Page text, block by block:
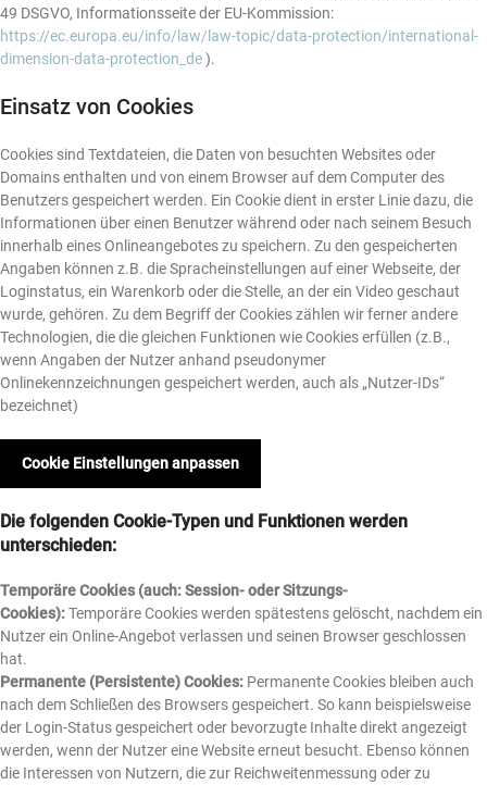
49 DSGVO, Informationsseite der EU-Kommission:
https://ec.europa.eu/info/law/law-topic/data-protection/international-
dimension-data-protection_de).
Einsatz von Cookies
Cookies sind Textdateien, die Daten von besuchten Websites oder
Domains enthalten und von einem Browser auf dem Computer des
Benutzers gespeichert werden. Ein Cookie dient in erster Linie dazu, die
Informationen über einen Benutzer während oder nach seinem Besuch
innerhalb eines Onlineangebotes zu speichern. Zu den gespeicherten
Angaben können z.B. die Spracheinstellungen auf einer Webseite, der
Loginstatus, ein Warenkorb oder die Stelle, an der ein Video geschaut
wurde, gehören. Zu dem Begriff der Cookies zählen wir ferner andere
Technologien, die die gleichen Funktionen wie Cookies erfüllen (z.B.,
wenn Angaben der Nutzer anhand pseudonymer
Onlinekennzeichnungen gespeichert werden, auch als „Nutzer-IDs“
bezeichnet)
Cookie Einstellungen anpassen
Die folgenden Cookie-Typen und Funktionen werden
unterschieden:
Temporäre Cookies (auch: Session- oder Sitzungs-
Cookies):Temporäre Cookies werden spätestens gelöscht, nachdem ein
Nutzer ein Online-Angebot verlassen und seinen Browser geschlossen
hat.
Permanente (Persistente) Cookies: Permanente Cookies bleiben auch
nach dem Schließen des Browsers gespeichert. So kann beispielsweise
der Login-Status gespeichert oder bevorzugte Inhalte direkt angezeigt
werden, wenn der Nutzer eine Website erneut besucht. Ebenso können
die Interessen von Nutzern, die zur Reichweitenmessung oder zu